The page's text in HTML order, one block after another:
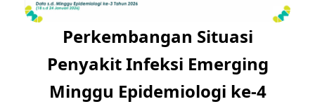
Perkembangan Situasi
Penyakit Infeksi Emerging
Minggu Epidemiologi ke-4